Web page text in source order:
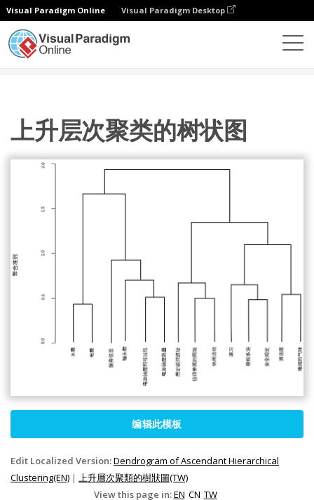
Visual Paradigm Online Visual Paradigm Desktop
上升层次聚类的树状图
编辑此模板
Edit Localized Version:Dendrogram of Ascendant Hierarchical
Clustering(EN) | 上升層次聚類的樹狀圖(TW)
View this page in:EN CN TW